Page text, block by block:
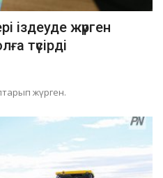
іздеуде жүрген
түсірді
жүрген.